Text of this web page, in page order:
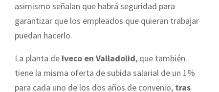
asimismo señalan que habrá seguridad para
garantizar que los empleados que quieran trabajar
puedan hacerlo.
La planta de Iveco en Valladolid, que también
tiene la misma oferta de subida salarial de un 1%
para cada uno de los dos años de convenio, tras